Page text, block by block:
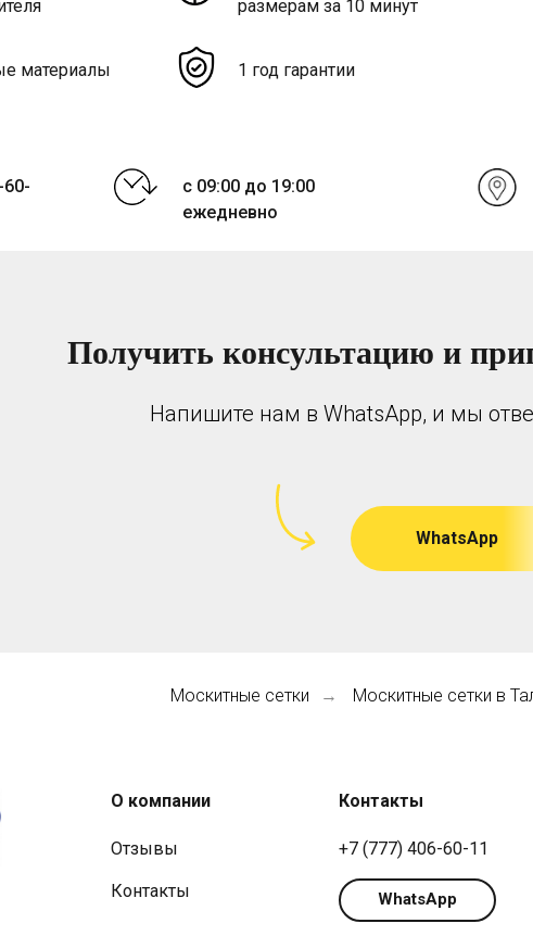
размерам за 10 минут
материалы 1 год гарантии
60-
с 09:00 до 19:00
ежедневно
Получить консультацию и
Напишите нам в WhatsApp, и мы
WhatsApp
Москитные сетки → Москитные сетки в
+7 (777) 406-60-11
Отзывы
Контакты
О компании Контакты
WhatsApp